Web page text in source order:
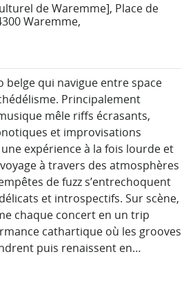
de Waremme], Place de
Waremme,
belge qui navigue entre space
Principalement
mêle riffs écrasants,
et improvisations
expérience à la fois lourde et
à travers des atmosphères
de fuzz s’entrechoquent
et introspectifs. Sur scène,
chaque concert en un trip
cathartique où les grooves
puis renaissent en…